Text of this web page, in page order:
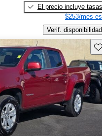
El precio incluye tasas
$253/mes
Verif. disponibilidad